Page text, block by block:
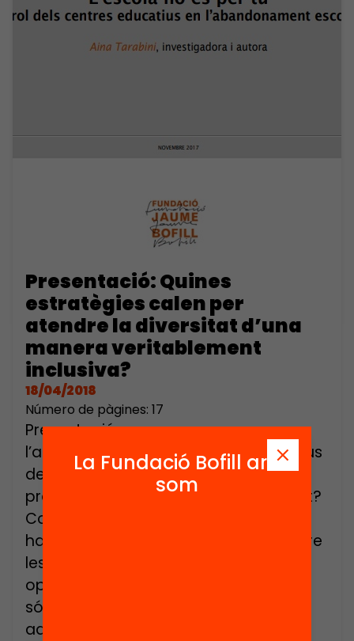
Presentació: Quines
estratègies calen per
atendre la diversitat d’una
manera veritablement
inclusiva?
18/04/2018
Número de pàgines: 17
Presentació que acompanya
l’acte: L’escola no és per a tu Quin tipus
de solucions aportem als centres i al
professorat per gestionar la diversitat?
Com eradicar unes practiques tan
habituals i amb efectes nefastos sobre
les expectatives dels docents i les
oportunitats d’èxit de l’alumnat com
són les agrupacions per nivell i les
adaptacions […]
La Fundació Bofill ara
som